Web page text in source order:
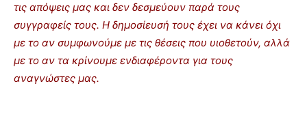
τις απόψεις μας και δεν δεσμεύουν παρά τους
συγγραφείς τους. Η δημοσίευσή τους έχει να κάνει όχι
με το αν συμφωνούμε με τις θέσεις που υιοθετούν, αλλά
με το αν τα κρίνουμε ενδιαφέροντα για τους
αναγνώστες μας.